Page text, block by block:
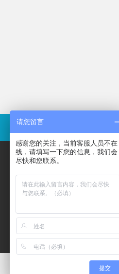
关于鼎拓
请您留言
感谢您的关注，当前客服人员不在
线，请填写一下您的信息，我们会
尽快和您联系。
提交